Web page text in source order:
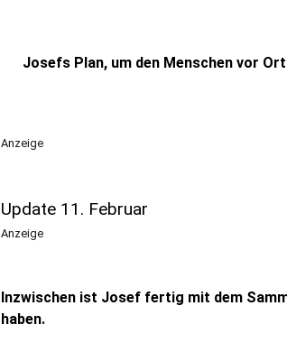
Josefs Plan, um den Menschen vor
Anzeige
Update 11. Februar
Anzeige
Inzwischen ist Josef fertig mit dem
haben.